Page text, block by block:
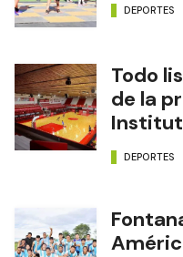
DEPORTES
Todo
de la
DEPORTES